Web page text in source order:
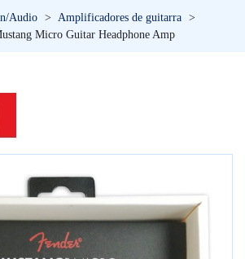
Audio > Amplificadores de guitarra >
Micro Guitar Headphone Amp